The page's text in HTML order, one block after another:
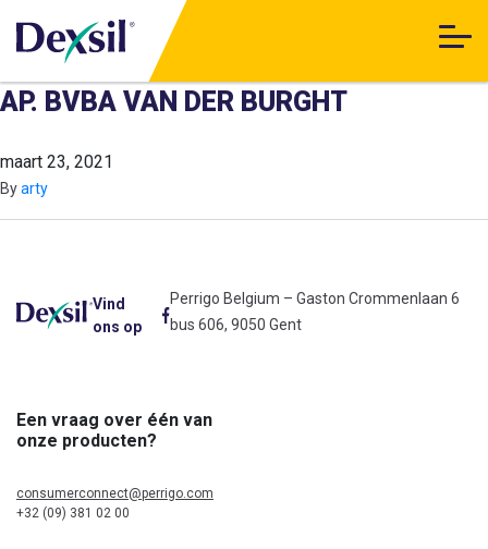
AP. BVBA VAN DER BURGHT
maart 23, 2021
Byarty
Vind
ons op
Perrigo Belgium – Gaston Crommenlaan 6
bus 606, 9050 Gent
Een vraag over één van
onze producten?
consumerconnect@perrigo.com
+32 (09) 381 02 00